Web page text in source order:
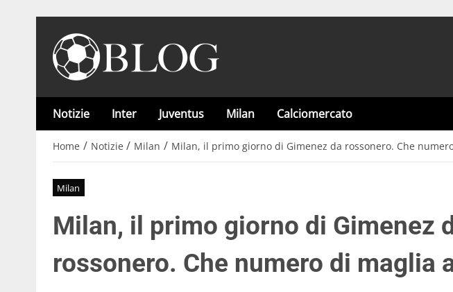
Notizie Inter Juventus Milan Calciomercato
Home / Notizie / Milan / Milan, il primo giorno di Gimenez da rossonero. Che
Milan
Milan, il primo giorno di Gimenez
rossonero. Che numero di maglia